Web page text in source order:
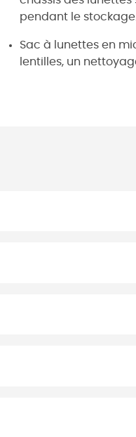
pendant le stockage.
Sac à lunettes en
lentilles, un